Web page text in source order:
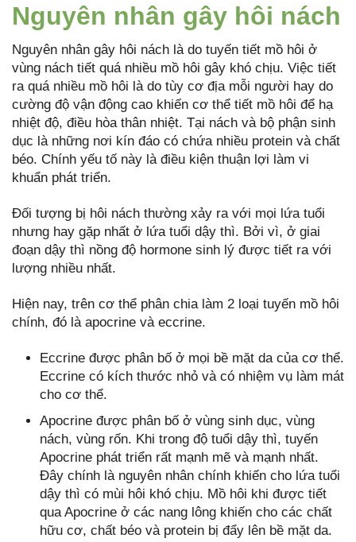
Nguyên nhân gây hôi nách
Nguyên nhân gây hôi nách là do tuyến tiết mồ hôi ở
vùng nách tiết quá nhiều mồ hôi gây khó chịu. Việc tiết
ra quá nhiều mồ hôi là do tùy cơ địa mỗi người hay do
cường độ vận động cao khiến cơ thể tiết mồ hôi để hạ
nhiệt độ, điều hòa thân nhiệt. Tại nách và bộ phận sinh
dục là những nơi kín đáo có chứa nhiều protein và chất
béo. Chính yếu tố này là điều kiện thuận lợi làm vi
khuẩn phát triển.
Đối tượng bị hôi nách thường xảy ra với mọi lứa tuổi
nhưng hay gặp nhất ở lứa tuổi dậy thì. Bởi vì, ở giai
đoạn dậy thì nồng độ hormone sinh lý được tiết ra với
lượng nhiều nhất.
Hiện nay, trên cơ thể phân chia làm 2 loại tuyến mồ hôi
chính, đó là apocrine và eccrine.
Eccrine được phân bố ở mọi bề mặt da của cơ thể.
Eccrine có kích thước nhỏ và có nhiệm vụ làm mát
cho cơ thể.
Apocrine được phân bố ở vùng sinh dục, vùng
nách, vùng rốn. Khi trong độ tuổi dậy thì, tuyến
Apocrine phát triển rất mạnh mẽ và mạnh nhất.
Đây chính là nguyên nhân chính khiến cho lứa tuổi
dậy thì có mùi hôi khó chịu. Mồ hôi khi được tiết
qua Apocrine ở các nang lông khiến cho các chất
hữu cơ, chất béo và protein bị đẩy lên bề mặt da.